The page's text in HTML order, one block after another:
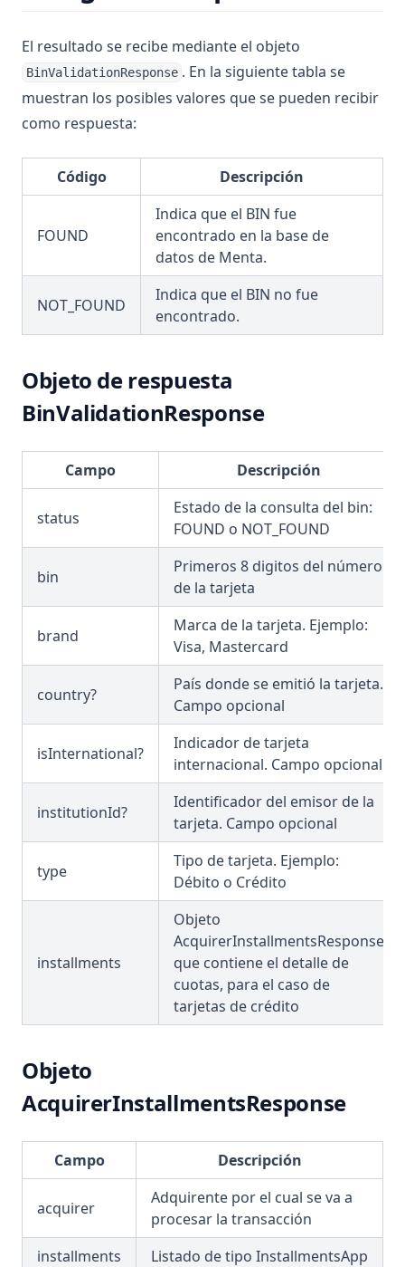
El resultado se recibe mediante el objeto
BinValidationResponse . En la siguiente tabla se
muestran los posibles valores que se pueden recibir
como respuesta:
Código Descripción
FOUND
Indica que el BIN fue
encontrado en la base de
datos de Menta.
NOT_FOUND
Indica que el BIN no fue
encontrado.
Objeto de respuesta
BinValidationResponse
Campo Descripción
status
Estado de la consulta del bin:
FOUND o NOT_FOUND
bin
Primeros 8 digitos del número
de la tarjeta
brand
Marca de la tarjeta. Ejemplo:
Visa, Mastercard
country?
País donde se emitió la tarjeta.
Campo opcional
isInternational?
Indicador de tarjeta
internacional. Campo opcional
institutionId?
Identificador del emisor de la
tarjeta. Campo opcional
type
Tipo de tarjeta. Ejemplo:
Débito o Crédito
installments
Objeto
AcquirerInstallmentsResponse
que contiene el detalle de
cuotas, para el caso de
tarjetas de crédito
Objeto
AcquirerInstallmentsResponse
Campo Descripción
acquirer
Adquirente por el cual se va a
procesar la transacción
installments
Listado de tipo InstallmentsApp